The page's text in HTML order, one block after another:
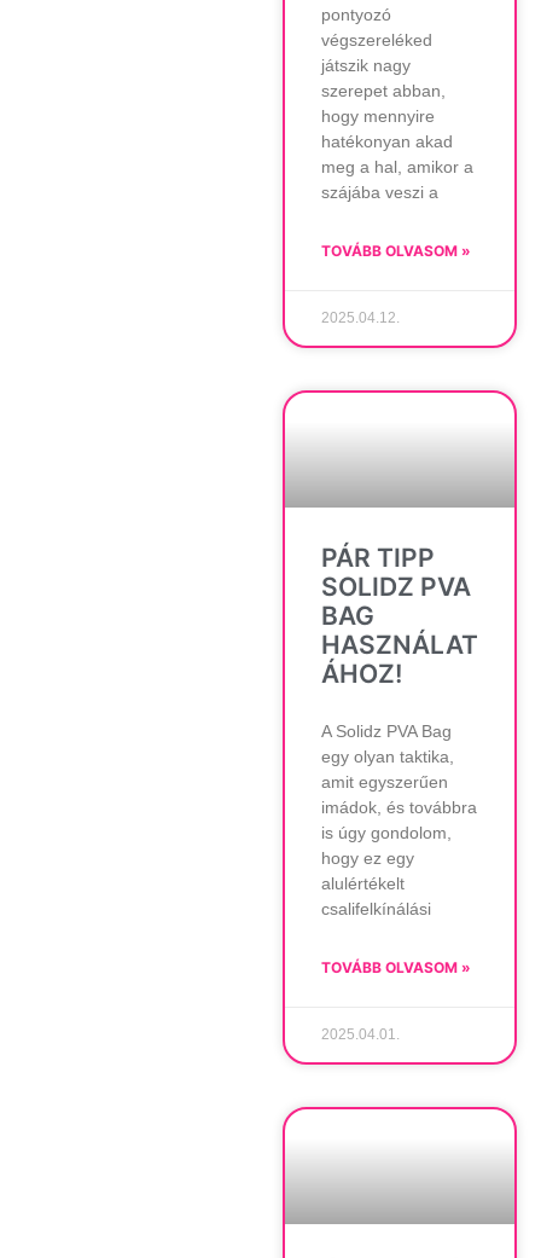
pontyozó
végszereléked
játszik nagy
szerepet abban,
hogy mennyire
hatékonyan akad
meg a hal, amikor a
szájába veszi a
TOVÁBB OLVASOM »
2025.04.12.
PÁR TIPP
SOLIDZ PVA
BAG
HASZNÁLAT
ÁHOZ!
A Solidz PVA Bag
egy olyan taktika,
amit egyszerűen
imádok, és továbbra
is úgy gondolom,
hogy ez egy
alulértékelt
csalifelkínálási
TOVÁBB OLVASOM »
2025.04.01.